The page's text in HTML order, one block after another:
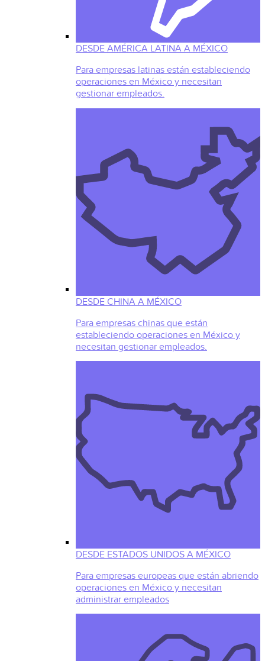
DESDE AMÉRICA LATINA A MÉXICO
Para empresas latinas están estableciendo
operaciones en México y necesitan
gestionar empleados.
DESDE CHINA A MÉXICO
Para empresas chinas que están
estableciendo operaciones en México y
necesitan gestionar empleados.
DESDE ESTADOS UNIDOS A MÉXICO
Para empresas europeas que están abriendo
operaciones en México y necesitan
administrar empleados